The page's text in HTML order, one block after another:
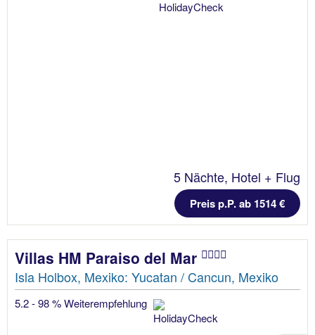
5 Nächte, Hotel + Flug
Preis p.P. ab 1514 €
Villas HM Paraiso del Mar
Isla Holbox, Mexiko: Yucatan / Cancun, Mexiko
5.2 - 98 % Weiterempfehlung